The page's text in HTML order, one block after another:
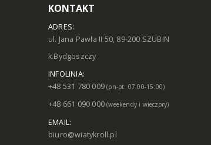
KONTAKT
ADRES:
ul. Jana Pawła II 50, 89-200 SZUBIN
k.Bydgoszczy
INFOLINIA:
+48 531 780 009(pn-pt: 07:00-15:00)
+48 661 090 000(weekendy i wieczory)
EMAIL:
biuro@wiatykroll.pl